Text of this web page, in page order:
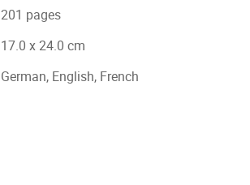
201 pages
17.0 x 24.0 cm
German, English, French